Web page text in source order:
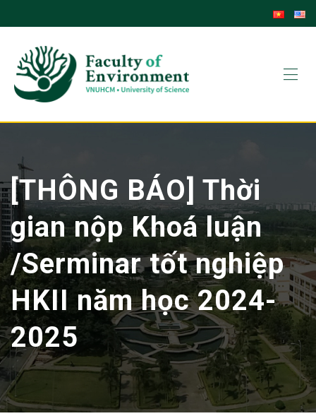
to
content
[THÔNG BÁO] Thời
gian nộp Khoá luận
/Serminar tốt nghiệp
HKII năm học 2024-
2025